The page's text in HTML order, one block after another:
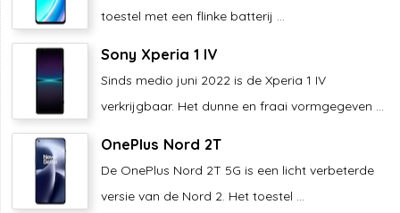
toestel met een flinke batterij ...
Sony Xperia 1 IV
Sinds medio juni 2022 is de Xperia 1 IV
verkrijgbaar. Het dunne en fraai vormgegeven ...
OnePlus Nord 2T
De OnePlus Nord 2T 5G is een licht verbeterde
versie van de Nord 2. Het toestel ...